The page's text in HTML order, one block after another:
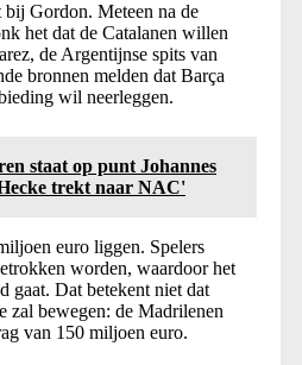
Gordon. Meteen na de
het dat de Catalanen willen
de Argentijnse spits van
bronnen melden dat Barça
wil neerleggen.
staat op punt Johannes
trekt naar NAC'
euro liggen. Spelers
worden, waardoor het
gaat. Dat betekent niet dat
zal bewegen: de Madrilenen
van 150 miljoen euro.